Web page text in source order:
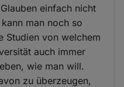
einfach nicht
man noch so
Studien von welchem
auch immer
wie man will.
zu überzeugen,